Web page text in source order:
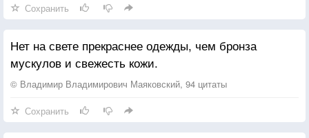
Сохранить
Нет на свете прекраснее одежды, чем бронза
мускулов и свежесть кожи.
© Владимир Владимирович Маяковский, 94 цитаты
Сохранить